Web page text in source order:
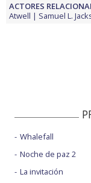
ACTORES
Atwell
Samuel L.
Whalefall
Noche de paz 2
La invitación